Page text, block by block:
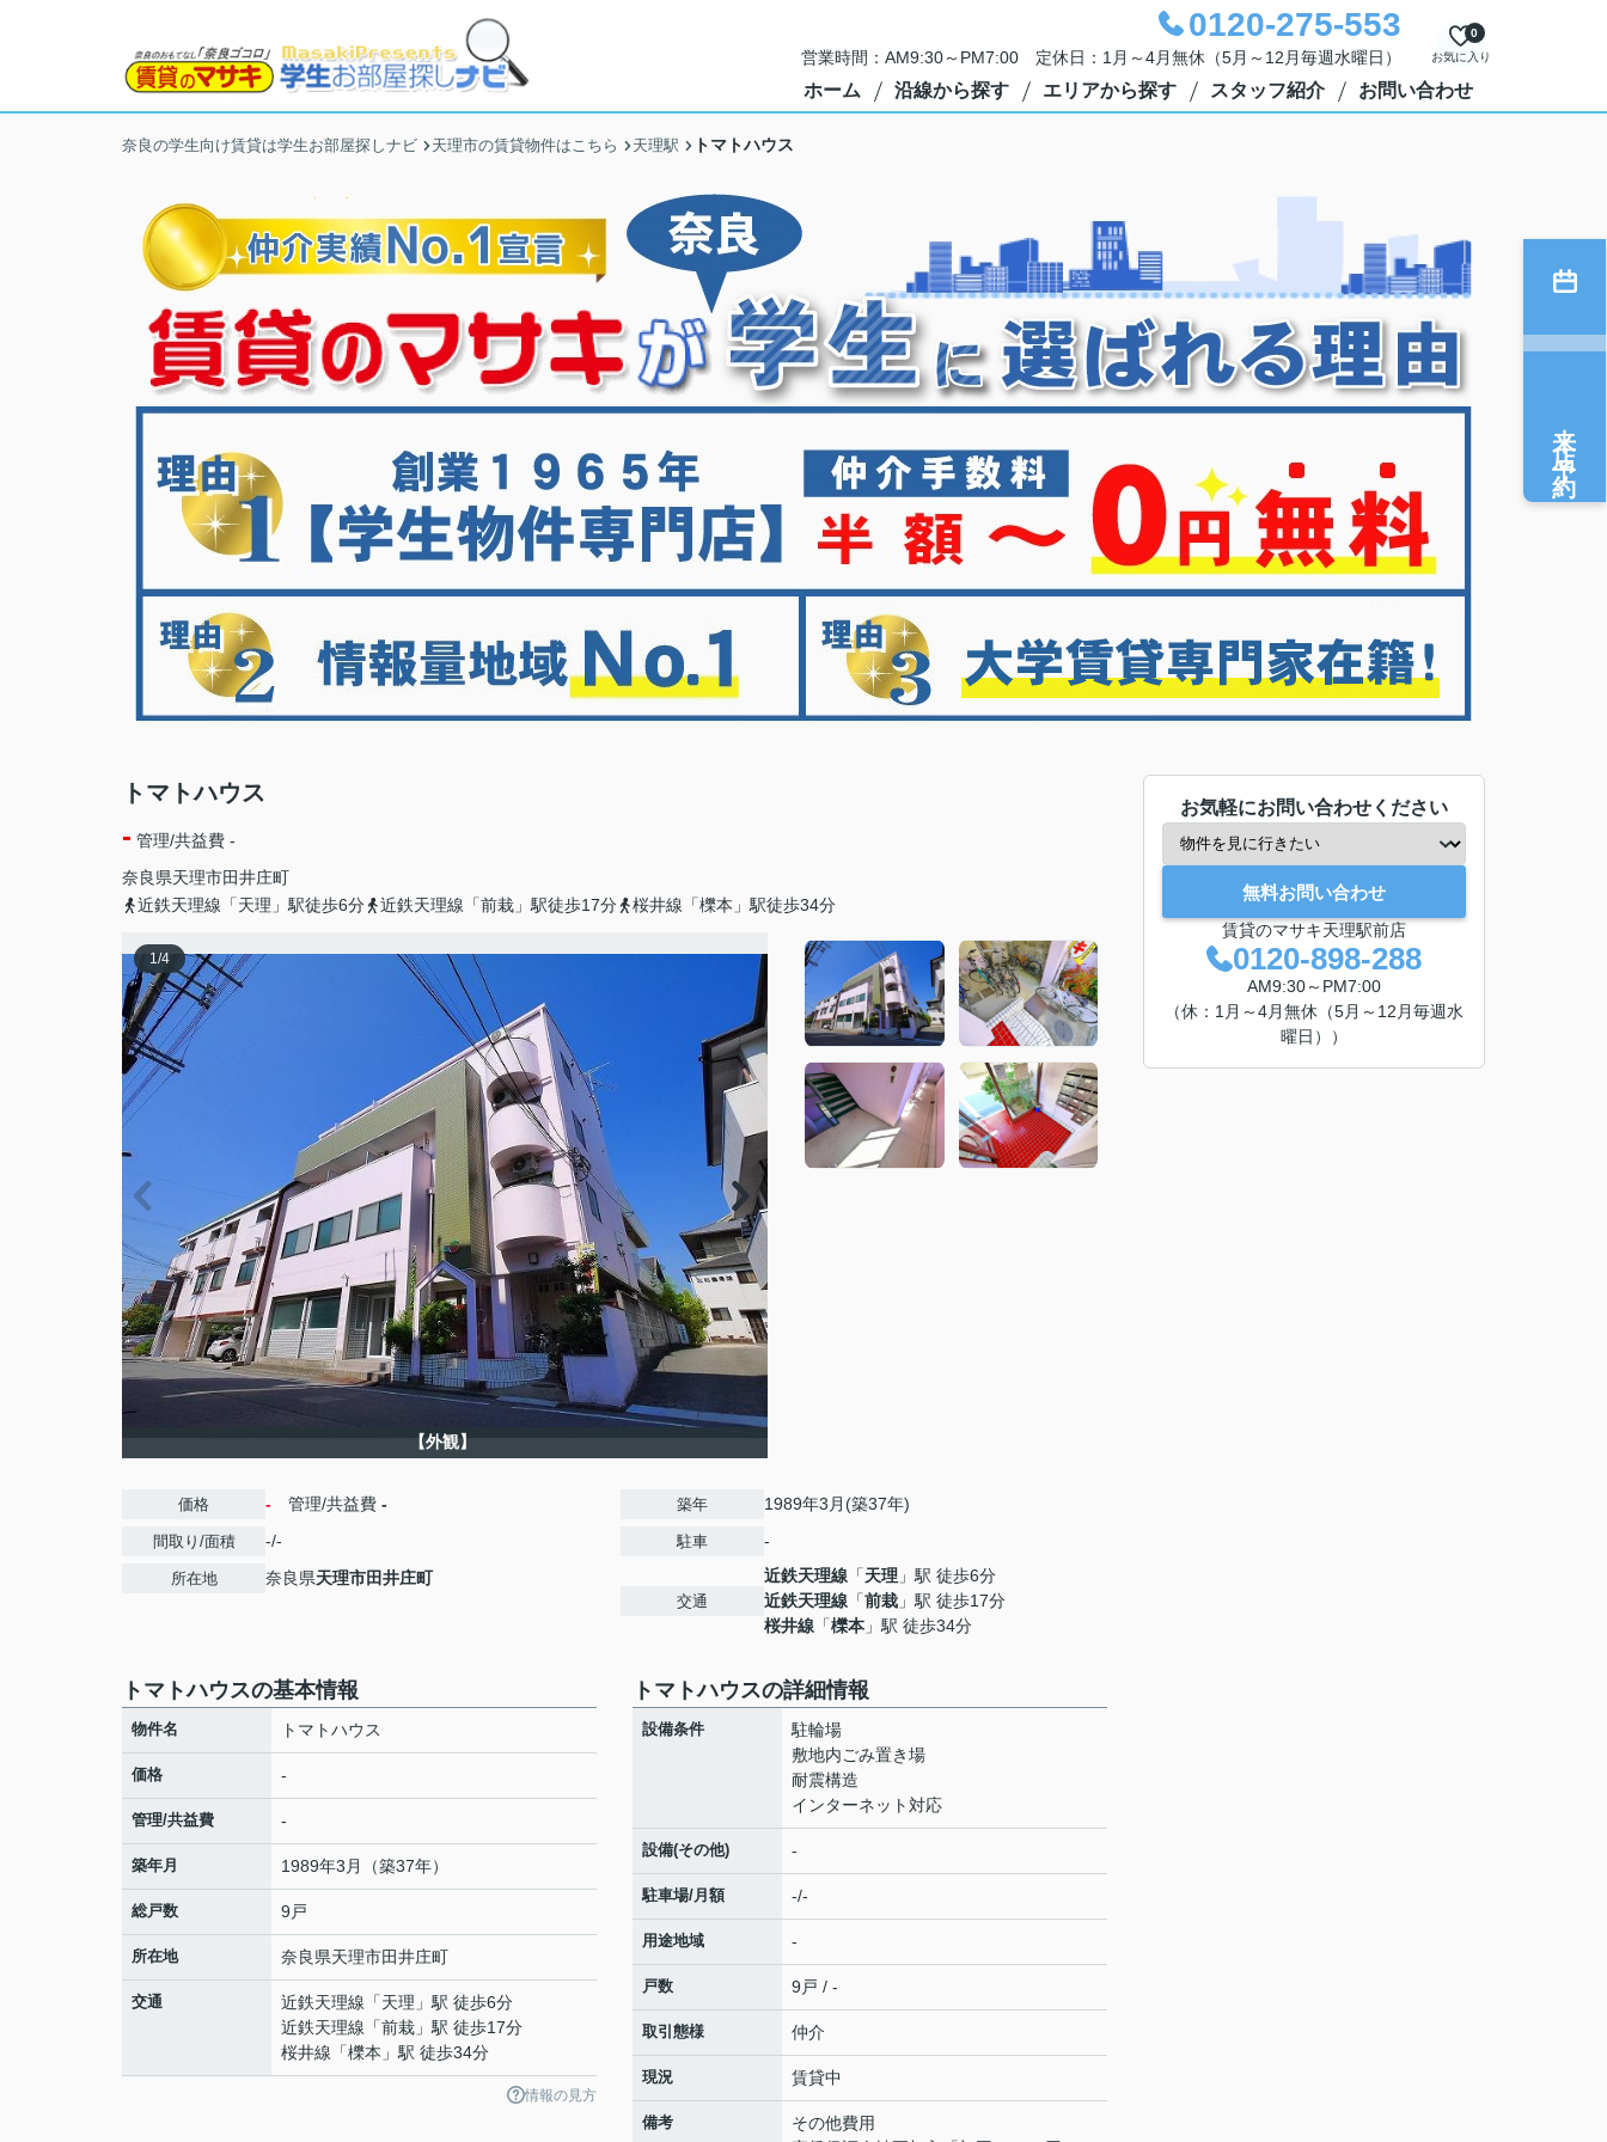
0120-275-553
営業時間：AM9:30～PM7:00 定休日：1月～4月無休（5月～12月毎週水曜日） お気に入り
0
ホーム 沿線から探す エリアから探す スタッフ紹介 お問い合わせ
奈良の学生向け賃貸は学生お部屋探しナビ 天理市の賃貸物件はこちら 天理駅 トマトハウス
トマトハウス
- 管理/共益費 -
奈良県天理市田井庄町
近鉄天理線「天理」駅徒歩6分
近鉄天理線「前栽」駅徒歩17分 桜井線「櫟本」駅徒歩34分
1/4
【外観】
価格 - 管理/共益費 -
間取り/面積 -/-
所在地 奈良県天理市田井庄町
築年 1989年3月(築37年)
駐車 -
交通
近鉄天理線 「天理 」駅 徒歩6分
近鉄天理線 「前栽 」駅 徒歩17分
桜井線 「櫟本 」駅 徒歩34分
トマトハウスの基本情報
物件名 トマトハウス
価格 -
管理/共益費 -
築年月 1989年3月（築37年）
総戸数 9戸
所在地 奈良県天理市田井庄町
交通 近鉄天理線 「天理 」駅 徒歩6分
近鉄天理線 「前栽 」駅 徒歩17分
桜井線 「櫟本 」駅 徒歩34分
情報の見方
トマトハウスの詳細情報
設備条件
駐輪場
敷地内ごみ置き場
耐震構造
インターネット対応
設備(その他) -
駐車場/月額 -/-
用途地域 -
戸数 9戸 / -
取引態様 仲介
現況 賃貸中
備考
その他費用
お気軽にお問い合わせください
無料お問い合わせ
賃貸のマサキ天理駅前店
0120-898-288
AM9:30～PM7:00
（休：1月～4月無休（5月～12月毎週水
曜日））
来店予約